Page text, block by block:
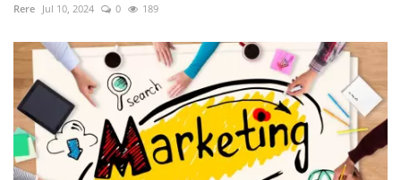
Rere Jul 10, 2024 0 189